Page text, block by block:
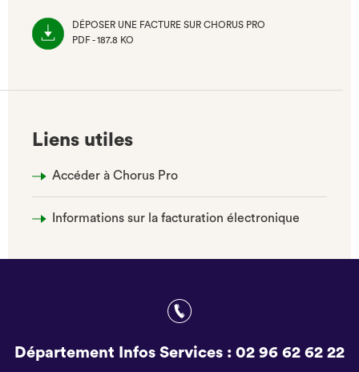
DÉPOSER UNE FACTURE SUR CHORUS PRO
PDF - 187.8 KO
Liens utiles
Accéder à Chorus Pro
Informations sur la facturation électronique
Département Infos Services : 02 96 62 62 22